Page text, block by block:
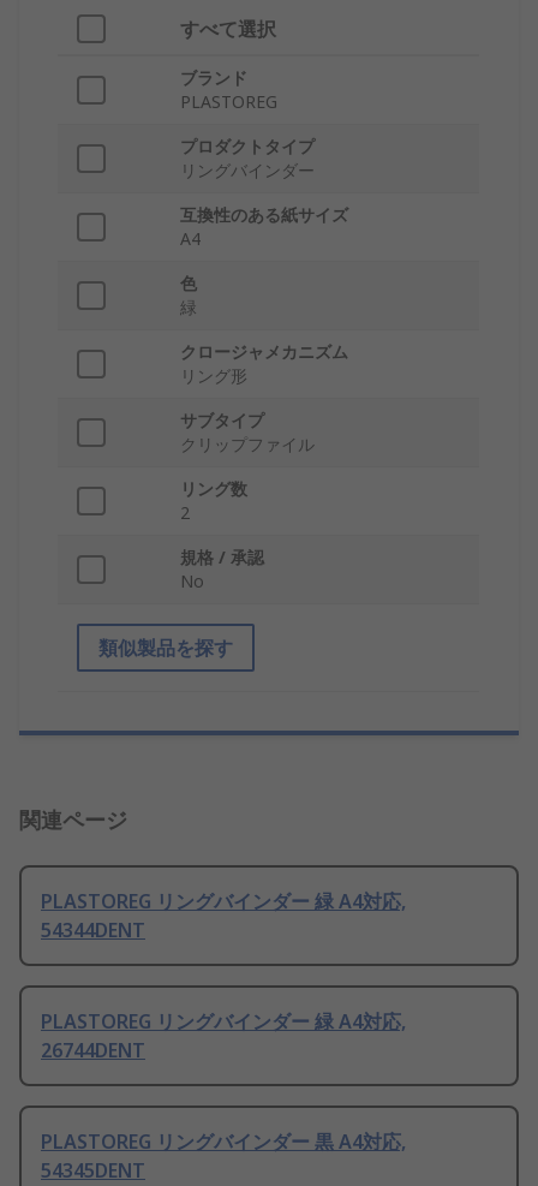
すべて選択
ブランド
PLASTOREG
プロダクトタイプ
リングバインダー
互換性のある紙サイズ
A4
色
緑
クロージャメカニズム
リング形
サブタイプ
クリップファイル
リング数
2
規格 / 承認
No
類似製品を探す
関連ページ
PLASTOREG リングバインダー 緑 A4対応,
54344DENT
PLASTOREG リングバインダー 緑 A4対応,
26744DENT
PLASTOREG リングバインダー 黒 A4対応,
54345DENT